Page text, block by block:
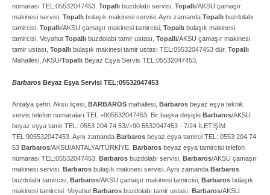
numarası TEL:05532047453. Topallı buzdolabı servisi, Topallı/AKSU çamaşır
makinesi servisi, Topallı bulaşık makinesi servisi. Aynı zamanda Topallı buzdolabı
tamircisi, Topallı/AKSU çamaşır makinesi tamircisi, Topallı bulaşık makinesi
tamircisi. Veyahut Topallı buzdolabı tamir ustası, Topallı/AKSU çamaşır makinesi
tamir ustası, Topallı bulaşık makinesi tamir ustası TEL:05532047453 dür, Topallı
Mahallesi, AKSU/Topallı Beyaz Eşya Servis TEL:05532047453,
Barbaros Beyaz Eşya Servisi TEL:05532047453
Antalya şehri, Aksu ilçesi, BARBAROS mahallesi, Barbaros beyaz eşya teknik
servis telefon numaraları TEL:+905532047453. Bir başka deyişle Barbaros/AKSU
beyaz eşya tamir TEL: 0553 204 74 53//+90 5532047453 ­- 7/24 İLETİŞİM
TEL:905532047453. Aynı zamanda Barbaros beyaz eşya tamirci TEL: 0553 204 74
53 Barbaros/AKSU/ANTALYA/TÜRKİYE. Barbaros beyaz eşya tamircisi telefon
numarası TEL:05532047453. Barbaros buzdolabı servisi, Barbaros/AKSU çamaşır
makinesi servisi, Barbaros bulaşık makinesi servisi. Aynı zamanda Barbaros
buzdolabı tamircisi, Barbaros/AKSU çamaşır makinesi tamircisi, Barbaros bulaşık
makinesi tamircisi. Veyahut Barbaros buzdolabı tamir ustası, Barbaros/AKSU